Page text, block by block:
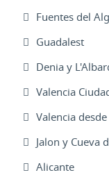
Fuentes del
Guadalest
Denia y
Valencia
Valencia
Jalon y Cueva
Alicante